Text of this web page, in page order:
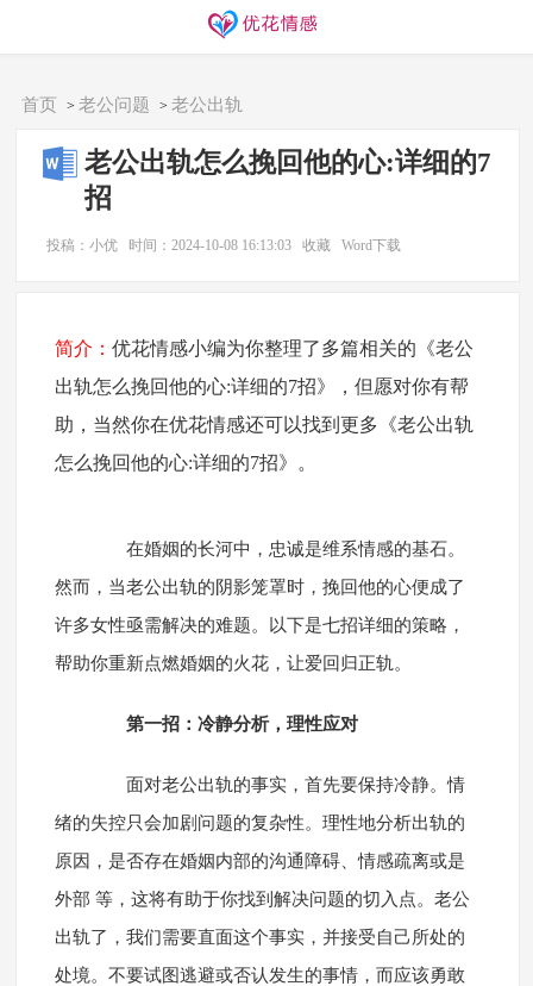
找搭子
首页 >老公问题 >老公出轨
老公出轨怎么挽回他的心:详细的7
招
投稿：小优 时间：2024-10-08 16:13:03 收藏 Word下载
简介： 优花情感小编为你整理了多篇相关的《老公
出轨怎么挽回他的心:详细的7招》，但愿对你有帮
助，当然你在优花情感还可以找到更多《老公出轨
怎么挽回他的心:详细的7招》。
在婚姻的长河中，忠诚是维系情感的基石。
然而，当老公出轨的阴影笼罩时，挽回他的心便成了
许多女性亟需解决的难题。以下是七招详细的策略，
帮助你重新点燃婚姻的火花，让爱回归正轨。
第一招：冷静分析，理性应对
面对老公出轨的事实，首先要保持冷静。情
绪的失控只会加剧问题的复杂性。理性地分析出轨的
原因，是否存在婚姻内部的沟通障碍、情感疏离或是
外部 等，这将有助于你找到解决问题的切入点。老公
出轨了，我们需要直面这个事实，并接受自己所处的
处境。不要试图逃避或否认发生的事情，而应该勇敢